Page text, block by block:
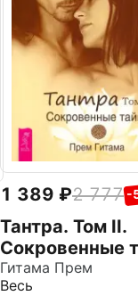
1 389 2 777 -
Тантра. Том II.
Сокровенные
Гитама Прем
Весь